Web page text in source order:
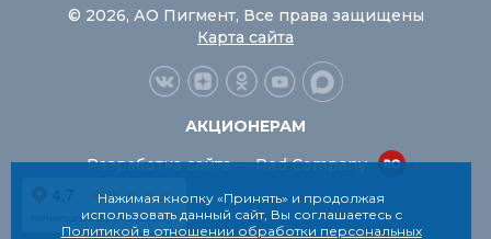
© 2026, АО Пигмент, Все права защищены
Карта сайта
АКЦИОНЕРАМ
Разработка сайта — Red Company
Нажимая кнопку «Принять» и продолжая
использовать данный сайт, Вы соглашаетесь с
Политикой в отношении обработки персональных